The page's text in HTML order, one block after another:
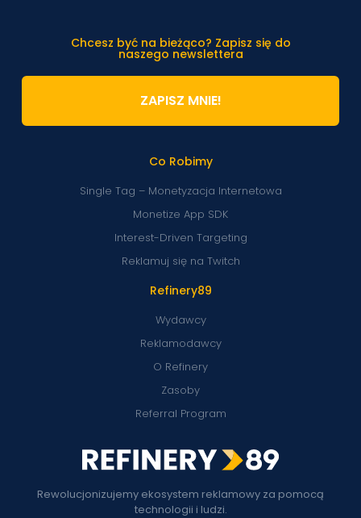
Rewolucjonizujemy ekosystem reklamowy za pomocą
technologii i ludzi.
Refinery89
Wydawcy
Reklamodawcy
O Refinery
Zasoby
Referral Program
Co Robimy
Single Tag – Monetyzacja Internetowa
Monetize App SDK
Interest-Driven Targeting
Reklamuj się na Twitch
Chcesz być na bieżąco? Zapisz się do
naszego newslettera
ZAPISZ MNIE!